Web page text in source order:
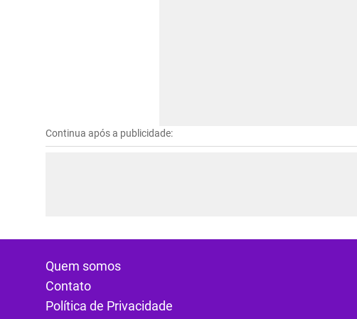
Continua após a publicidade:
Quem somos
Contato
Política de Privacidade